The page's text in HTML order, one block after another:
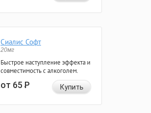
Сиалис Софт
20мг
Быстрое наступление эффекта и
совместимость с алкоголем.
от 65Р Купить